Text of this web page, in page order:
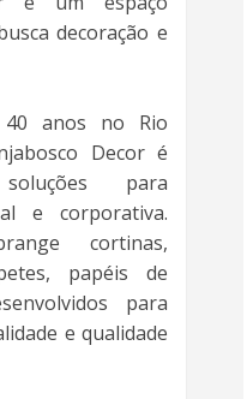
decoração e
40 anos no Rio
Decor é
para
e corporativa.
cortinas,
papéis de
para
e qualidade